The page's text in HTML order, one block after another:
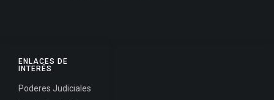
ENLACES DE
INTERÉS
Poderes Judiciales